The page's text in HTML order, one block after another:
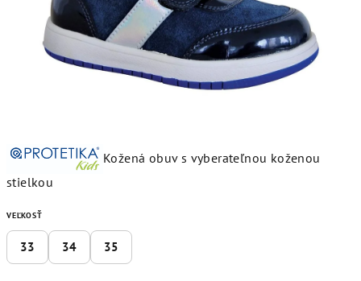
Kožená obuv s vyberateľnou koženou
stielkou
VEĽKOSŤ
33 34 35